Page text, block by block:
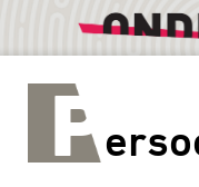
MEER WETEN
P